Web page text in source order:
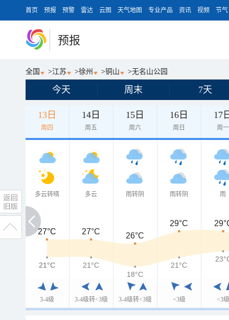
首页 预报 预警 雷达 云图 天气地图 专业产品 资讯 视频 节气
预报
全国 >江苏 >徐州 >铜山 >无名山公园
今天 周末 7天
13日
周四
14日
周五
15日
周六
16日
周日
17
周一
多云转晴
3-4级
多云
3-4级转<3级
雨转阴
3-4级转<3级
雨转阴
<3级
雨
<3级
27°C
27°C 27°C 26°C
29°C
21°C
21°C
21°C
18°C
21°C